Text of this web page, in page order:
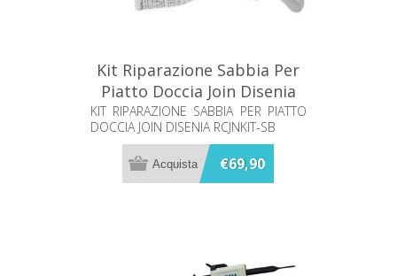
Kit Riparazione Sabbia Per
Piatto Doccia Join Disenia
Rcjnkit-Sb
KIT RIPARAZIONE SABBIA PER PIATTO
DOCCIA JOIN DISENIA RCJNKIT-SB
€69,90